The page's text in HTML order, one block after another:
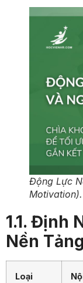
Động Lực
Motivation).
1.1. Định
Nền Tảng
Loại